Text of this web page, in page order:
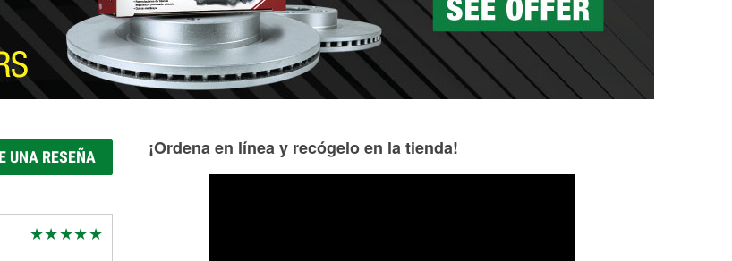
UNA RESEÑA ¡Ordena en línea y recógelo en la tienda!